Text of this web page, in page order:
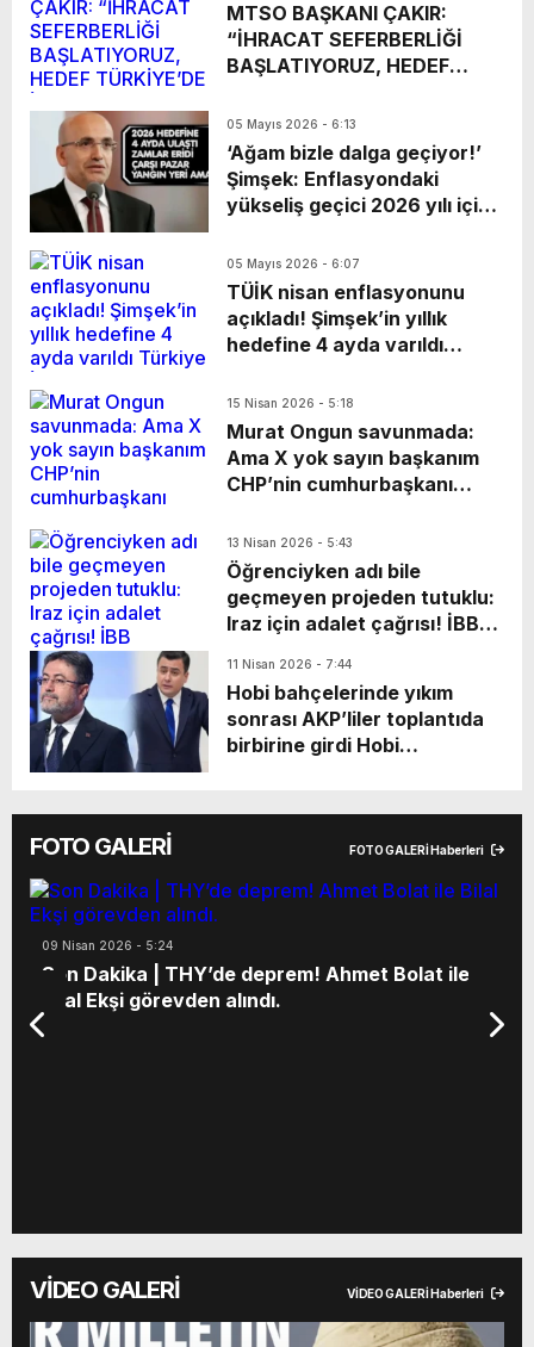
Seçer’e teşekkür ediyorum.
Vahap Seçer
Saraçoğlu, İstanbul’a döndü.
Havalimanında görüntülenen
Saraçoğlu, uçaktan
Yosmaoğlu ile birlikte
gazetecilere yan yana
görüntü vermemek için
kapıdan ayrı çıkış yaptı
MTSO BAŞKANI ÇAKIR:
“İHRACAT SEFERBERLİĞİ
BAŞLATIYORUZ, HEDEF
Ticaret ve Sanayi Odası
(MTSO) tarafından
düzenlenen yapay zeka
destekli B2B Networking
Etkinliği, iş dünyasını bir
bağlantılara zemin hazırladı.
Bin 350’nin üzerinde
katılımcının yer aldığı
organizasyonda yaklaşık 7
gerçekleştirilirken, gün
sonunda 2 milyar TL’nin
üzerinde potansiyel ticari iş
birliği hacmi oluştu.
05 Mayıs 2026 - 6:13
‘Ağam bizle dalga geçiyor!’
Şimşek: Enflasyondaki
yükseliş geçici 2026 yılı için
enflasyon hedefi, neredeyse
ilk dört ayda gerçekleşen
Bakan Mehmet Şimşek,
enflasyondaki yükselişin
geçici olduğunu söyledi.
05 Mayıs 2026 - 6:07
TÜİK nisan enflasyonunu
açıkladı! Şimşek’in yıllık
hedefine 4 ayda varıldı
(TÜİK) 2026 yılının nisan ayı
tüketici enflasyonunu
açıkladı. Tüketici fiyat
endeksi (TÜFE) yıllık yüzde
32,37 olurken, aylık yüzde
15 Nisan 2026 - 5:18
Murat Ongun savunmada:
Ama X yok sayın başkanım
CHP’nin cumhurbaşkanı
da arasında bulunduğu 414
sanıklı İBB Davası’nın 21.
günü, Murat Ongun ilk kez
savunma yaptı.
13 Nisan 2026 - 5:43
Öğrenciyken adı bile
geçmeyen projeden tutuklu:
Iraz için adalet çağrısı! İBB
Bayrak’ın, suçlandığı
dönemde öğrenci olduğu ve
projede yer almadığı iddia
ediliyor. Babası aylardır
11 Nisan 2026 - 7:44
Hobi bahçelerinde yıkım
sonrası AKP’liler toplantıda
birbirine girdi Hobi
Tarım Bakanı İbrahim
karşı karşıya geldi. Gökçek,
savunurken, Yumaklı
vatandaşlardan şikâyet
FOTO GALERİ FOTO GALERİ Haberleri
09 Nisan 2026 - 5:24
Son Dakika | THY’de deprem! Ahmet Bolat ile
Bilal Ekşi görevden alındı.
VİDEO GALERİ VİDEO GALERİ Haberleri